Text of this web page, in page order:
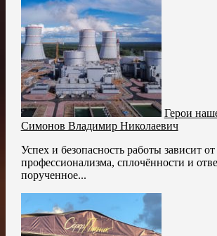
Герои
Симонов Владимир Николаевич
Успех и безопасность работы зависит от
профессионализма, сплочённости и
порученное...